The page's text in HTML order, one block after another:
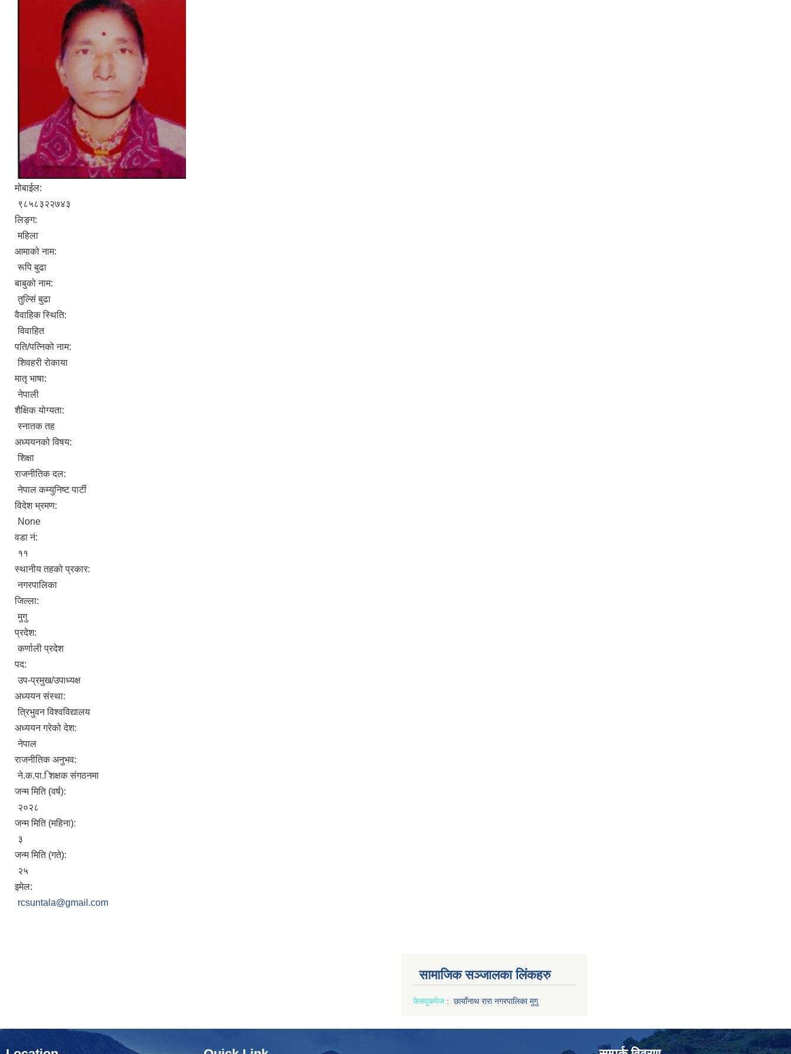
मोबाईल:
९८५८३२२७४३
लिङ्ग:
महिला
आमाको नाम:
रूपि बुढा
बाबुको नाम:
तुल्सिं बुढा
वैवाहिक स्थिति:
विवाहित
पति/पत्निको नाम:
शिवहरी राेकाया
मातृ भाषा:
नेपाली
शैक्षिक योग्यता:
स्नातक तह
अध्ययनको विषय:
शिक्षा
राजनीतिक दल:
नेपाल कम्युनिष्ट पार्टी
विदेश भ्रमण:
None
वडा नं:
११
स्थानीय तहको प्रकार:
नगरपालिका
जिल्ला:
मुगु
प्रदेश:
कर्णाली प्रदेश
पद:
उप-प्रमुख/उपाध्यक्ष
अध्ययन संस्था:
त्रिभुवन विश्वविद्यालय
अध्ययन गरेको देश:
नेपाल
राजनीतिक अनुभव:
ने.क.पा. िशक्षक संगठनमा
जन्म मिति (वर्ष):
२०२८
जन्म मिति (महिना):
३
जन्म मिति (गते):
२५
इमेल:
rcsuntala@gmail.com
सामाजिक सञ्जालका लिंकहरु
फेसवुकपेज : छायाँनाथ रारा नगरपालिका मुगु